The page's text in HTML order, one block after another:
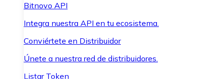
Bitnovo API
Integra nuestra API en tu ecosistema.
Conviértete en Distribuidor
Únete a nuestra red de distribuidores.
Listar Token